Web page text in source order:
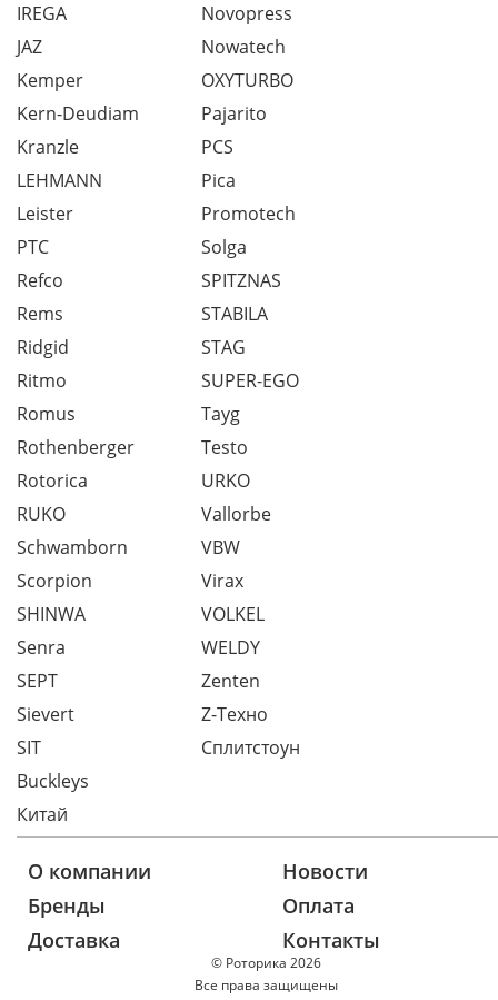
IREGA
JAZ
Kemper
Kern-Deudiam
Kranzle
LEHMANN
Leister
Novopress
Nowatech
OXYTURBO
Pajarito
PCS
Pica
Promotech
PTC
Refco
Rems
Ridgid
Ritmo
Romus
Rothenberger
Rotorica
RUKO
Schwamborn
Scorpion
SHINWA
Senra
SEPT
Sievert
SIT
Solga
SPITZNAS
STABILA
STAG
SUPER-EGO
Tayg
Testo
URKO
Vallorbe
VBW
Virax
VOLKEL
WELDY
Zenten
Z-Техно
Сплитстоун
Buckleys
Китай
© Роторика 2026
Все права защищены
О компании
Новости
Бренды
Оплата
Доставка
Контакты